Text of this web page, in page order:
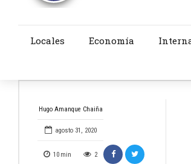
Locales Economía
Hugo Amanque Chaiña
agosto 31, 2020
10 min 2